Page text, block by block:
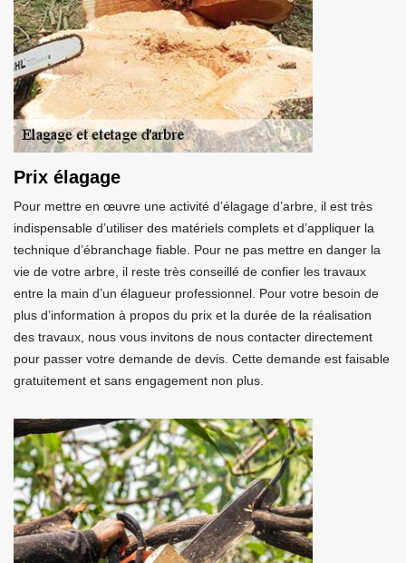
Prix élagage
Pour mettre en œuvre une activité d’élagage d’arbre, il est très
indispensable d’utiliser des matériels complets et d’appliquer la
technique d’ébranchage fiable. Pour ne pas mettre en danger la
vie de votre arbre, il reste très conseillé de confier les travaux
entre la main d’un élagueur professionnel. Pour votre besoin de
plus d’information à propos du prix et la durée de la réalisation
des travaux, nous vous invitons de nous contacter directement
pour passer votre demande de devis. Cette demande est faisable
gratuitement et sans engagement non plus.